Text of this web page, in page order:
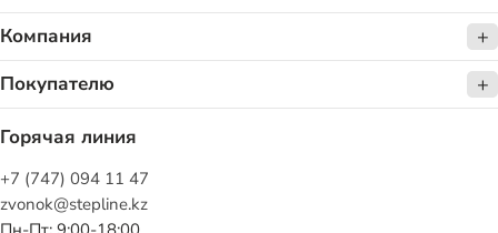
Компания
Покупателю
Горячая линия
+7 (747) 094 11 47
zvonok@stepline.kz